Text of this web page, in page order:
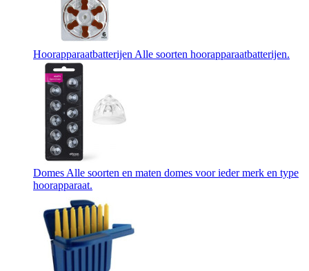
Hoorapparaatbatterijen Alle soorten hoorapparaatbatterijen.
Domes Alle soorten en maten domes voor ieder merk en type
hoorapparaat.